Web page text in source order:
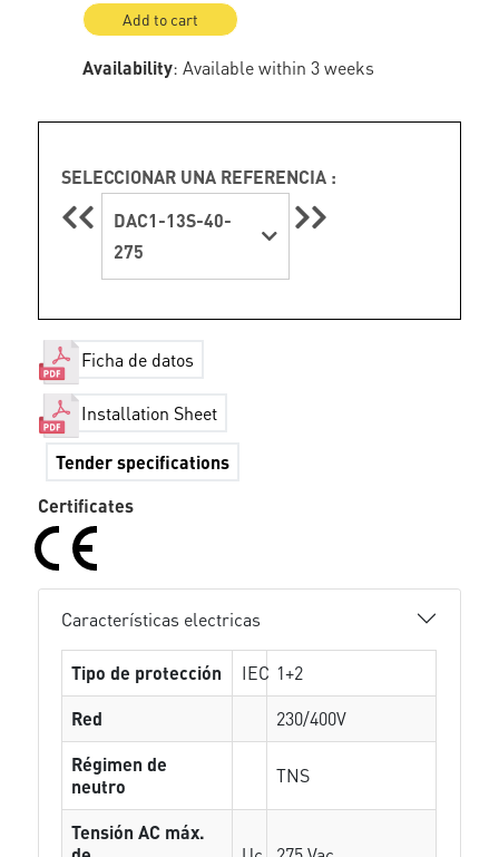
Add to cart
Availability: Available within 3 weeks
SELECCIONAR UNA REFERENCIA :
DAC1-13S-40-
275
Ficha de datos
Installation Sheet
Tender specifications
Certificates
Características electricas
Tipo de protección IEC 1+2
Red
230/400V
Régimen de
neutro
TNS
Tensión AC máx.